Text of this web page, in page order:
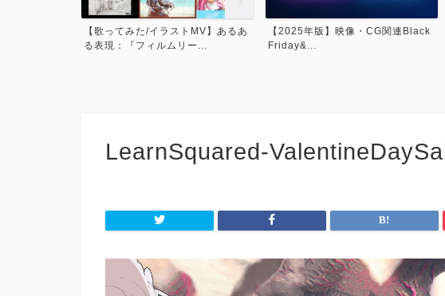
【2025年版】映像・CG関連Black
Friday&...
【プリセット】歌ってみた/イラス
トMVでよく見るプリセッ...
LearnSquared-